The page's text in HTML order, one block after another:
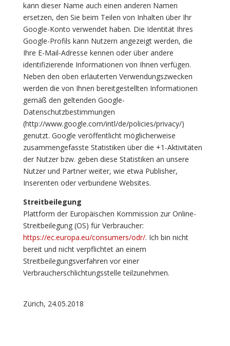
kann dieser Name auch einen anderen Namen
ersetzen, den Sie beim Teilen von Inhalten über Ihr
Google-Konto verwendet haben. Die Identität Ihres
Google-Profils kann Nutzern angezeigt werden, die
Ihre E-Mail-Adresse kennen oder über andere
identifizierende Informationen von Ihnen verfügen.
Neben den oben erläuterten Verwendungszwecken
werden die von Ihnen bereitgestellten Informationen
gemäß den geltenden Google-
Datenschutzbestimmungen
(http://www.google.com/intl/de/policies/privacy/)
genutzt. Google veröffentlicht möglicherweise
zusammengefasste Statistiken über die +1-Aktivitäten
der Nutzer bzw. geben diese Statistiken an unsere
Nutzer und Partner weiter, wie etwa Publisher,
Inserenten oder verbundene Websites.
Streitbeilegung
Plattform der Europäischen Kommission zur Online-
Streitbeilegung (OS) für Verbraucher:
https://ec.europa.eu/consumers/odr/. Ich bin nicht
bereit und nicht verpflichtet an einem
Streitbeilegungsverfahren vor einer
Verbraucherschlichtungsstelle teilzunehmen.
Zürich, 24.05.2018